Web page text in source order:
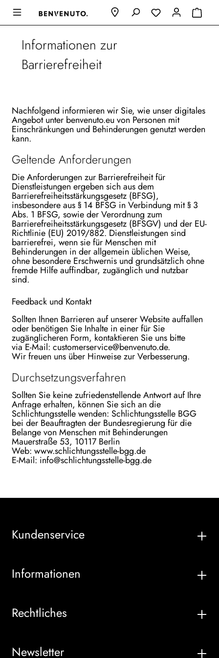
Informationen zur
Barrierefreiheit
Nachfolgend informieren wir Sie, wie unser digitales
Angebot unter benvenuto.eu von Personen mit
Einschränkungen und Behinderungen genutzt werden
kann.
Geltende Anforderungen
Die Anforderungen zur Barrierefreiheit für
Dienstleistungen ergeben sich aus dem
Barrierefreiheitsstärkungsgesetz (BFSG),
insbesondere aus § 14 BFSG in Verbindung mit § 3
Abs. 1 BFSG, sowie der Verordnung zum
Barrierefreiheitsstärkungsgesetz (BFSGV) und der EU-
Richtlinie (EU) 2019/882. Dienstleistungen sind
barrierefrei, wenn sie für Menschen mit
Behinderungen in der allgemein üblichen Weise,
ohne besondere Erschwernis und grundsätzlich ohne
fremde Hilfe auffindbar, zugänglich und nutzbar
sind.
Feedback und Kontakt
Sollten Ihnen Barrieren auf unserer Website auffallen
oder benötigen Sie Inhalte in einer für Sie
zugänglicheren Form, kontaktieren Sie uns bitte
via E-Mail: customerservice@benvenuto.de.
Wir freuen uns über Hinweise zur Verbesserung.
Durchsetzungsverfahren
Sollten Sie keine zufriedenstellende Antwort auf Ihre
Anfrage erhalten, können Sie sich an die
Schlichtungsstelle wenden: Schlichtungsstelle BGG
bei der Beauftragten der Bundesregierung für die
Belange von Menschen mit Behinderungen
Mauerstraße 53, 10117 Berlin
Web: www.schlichtungsstelle-bgg.de
E-Mail: info@schlichtungsstelle-bgg.de
Kundenservice
Informationen
Rechtliches
Newsletter